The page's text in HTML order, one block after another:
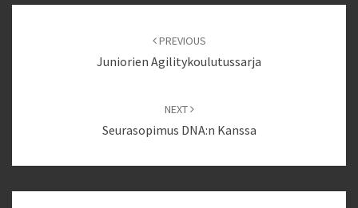
PREVIOUS
Juniorien Agilitykoulutussarja
NEXT
Seurasopimus DNA:n Kanssa